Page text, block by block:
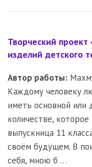
Творческий
изделий детского
Автор работы:
Каждому человеку
иметь основной или
количестве,
выпускница 11
своём будущем. В
себя, мною б …